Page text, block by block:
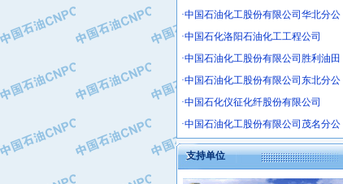
·中船重工中南装备有限责任公司
·南石力天传动件有限公司
·浙江瑞普环境技术有限公司
·华北石油新大禹环保设备有限公司
·河北翼凌机械制造总厂
·萍乡市庞泰化工填料有限公司
·实华(天津)国际贸易有限公司
·上海宝钢商贸有限公司
·辽河石油勘探局总机械厂
·中国石油化工股份有限公司华北分公
·中国石化洛阳石油化工工程公司
·中国石油化工股份有限公司胜利油田
·中国石油化工股份有限公司东北分公
·中国石化仪征化纤股份有限公司
·中国石油化工股份有限公司茂名分公
支持单位